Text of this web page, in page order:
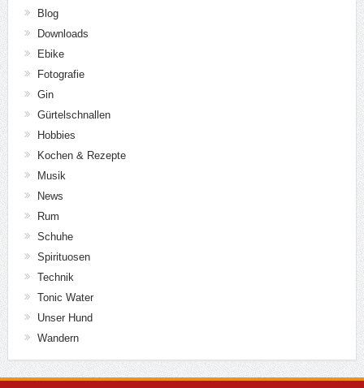
Blog
Downloads
Ebike
Fotografie
Gin
Gürtelschnallen
Hobbies
Kochen & Rezepte
Musik
News
Rum
Schuhe
Spirituosen
Technik
Tonic Water
Unser Hund
Wandern